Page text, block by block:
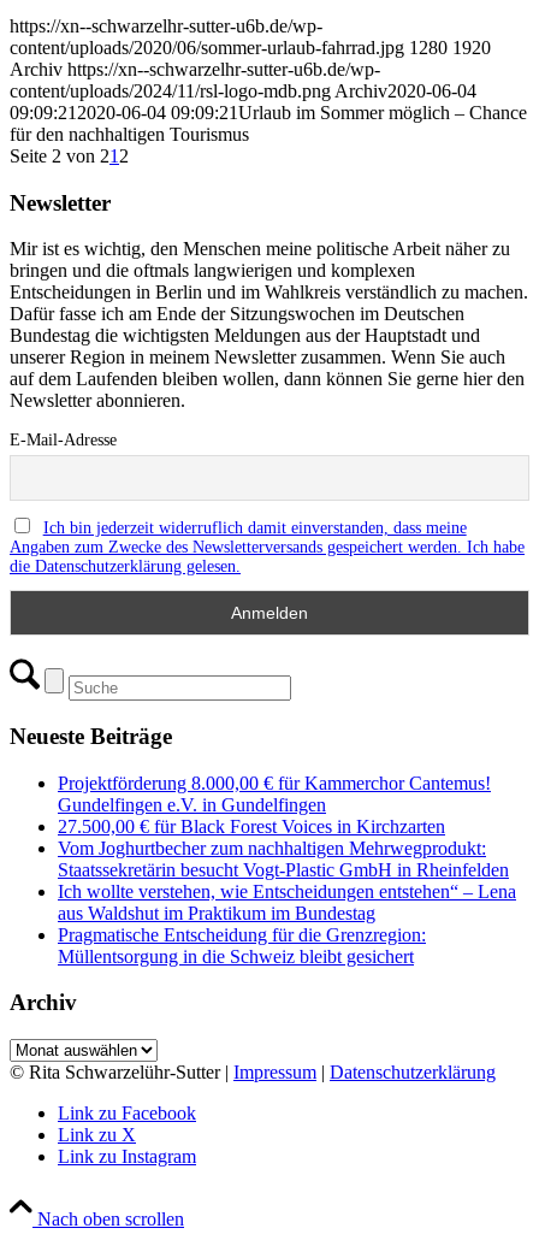
https://xn--schwarzelhr-sutter-u6b.de/wp-
content/uploads/2020/06/sommer-urlaub-fahrrad.jpg 1280 1920
Archiv https://xn--schwarzelhr-sutter-u6b.de/wp-
content/uploads/2024/11/rsl-logo-mdb.png Archiv2020-06-04
09:09:21 2020-06-04 09:09:21Urlaub im Sommer möglich – Chance
für den nachhaltigen Tourismus
Seite 2 von 21 2
Newsletter
Mir ist es wichtig, den Menschen meine politische Arbeit näher zu
bringen und die oftmals langwierigen und komplexen
Entscheidungen in Berlin und im Wahlkreis verständlich zu machen.
Dafür fasse ich am Ende der Sitzungswochen im Deutschen
Bundestag die wichtigsten Meldungen aus der Hauptstadt und
unserer Region in meinem Newsletter zusammen. Wenn Sie auch
auf dem Laufenden bleiben wollen, dann können Sie gerne hier den
Newsletter abonnieren.
E-Mail-Adresse
Ich bin jederzeit widerruflich damit einverstanden, dass meine
Angaben zum Zwecke des Newsletterversands gespeichert werden. Ich habe
die Datenschutzerklärung gelesen.
Neueste Beiträge
Projektförderung 8.000,00 € für Kammerchor Cantemus!
Gundelfingen e.V. in Gundelfingen
27.500,00 € für Black Forest Voices in Kirchzarten
Vom Joghurtbecher zum nachhaltigen Mehrwegprodukt:
Staatssekretärin besucht Vogt-Plastic GmbH in Rheinfelden
Ich wollte verstehen, wie Entscheidungen entstehen“ – Lena
aus Waldshut im Praktikum im Bundestag
Pragmatische Entscheidung für die Grenzregion:
Müllentsorgung in die Schweiz bleibt gesichert
Archiv
Archiv
© Rita Schwarzelühr-Sutter | Impressum | Datenschutzerklärung
Link zu Facebook
Link zu X
Link zu Instagram
Nach oben scrollen